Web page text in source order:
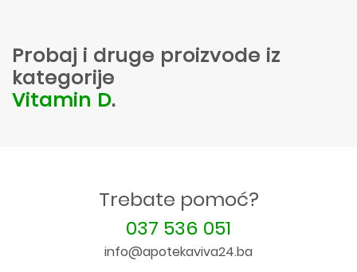
Probaj i druge proizvode iz
kategorije
Vitamin D.
Trebate pomoć?
037 536 051
info@apotekaviva24.ba